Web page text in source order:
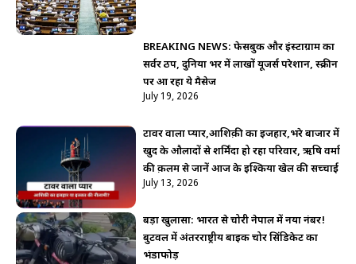
BREAKING NEWS: फेसबुक और इंस्टाग्राम का
सर्वर ठप, दुनिया भर में लाखों यूजर्स परेशान, स्क्रीन
पर आ रहा ये मैसेज
July 19, 2026
टावर वाला प्यार,आशिक़ी का इजहार,भरे बाजार में
खुद के औलादों से शर्मिंदा हो रहा परिवार, ऋषि वर्मा
की क़लम से जानें आज के इश्किया खेल की सच्चाई
July 13, 2026
बड़ा खुलासा: भारत से चोरी नेपाल में नया नंबर!
बुटवल में अंतरराष्ट्रीय बाइक चोर सिंडिकेट का
भंडाफोड़